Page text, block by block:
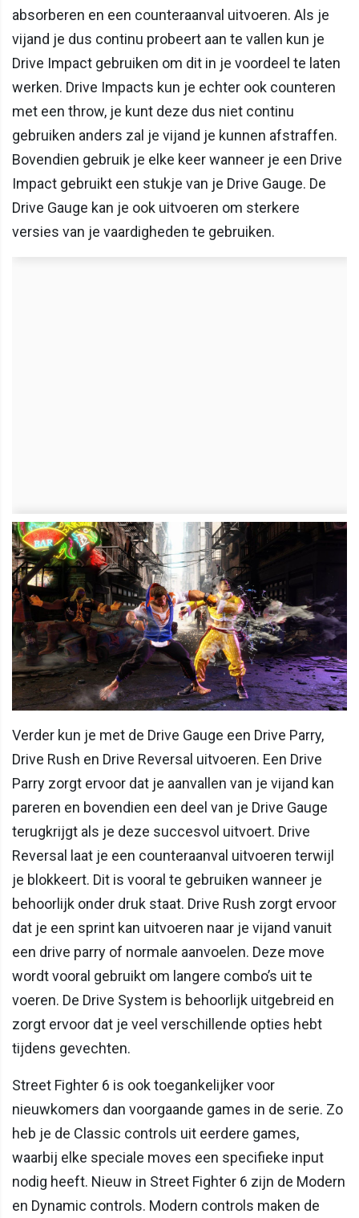
absorberen en een counteraanval uitvoeren. Als je
vijand je dus continu probeert aan te vallen kun je
Drive Impact gebruiken om dit in je voordeel te laten
werken. Drive Impacts kun je echter ook counteren
met een throw, je kunt deze dus niet continu
gebruiken anders zal je vijand je kunnen afstraffen.
Bovendien gebruik je elke keer wanneer je een Drive
Impact gebruikt een stukje van je Drive Gauge. De
Drive Gauge kan je ook uitvoeren om sterkere
versies van je vaardigheden te gebruiken.
Verder kun je met de Drive Gauge een Drive Parry,
Drive Rush en Drive Reversal uitvoeren. Een Drive
Parry zorgt ervoor dat je aanvallen van je vijand kan
pareren en bovendien een deel van je Drive Gauge
terugkrijgt als je deze succesvol uitvoert. Drive
Reversal laat je een counteraanval uitvoeren terwijl
je blokkeert. Dit is vooral te gebruiken wanneer je
behoorlijk onder druk staat. Drive Rush zorgt ervoor
dat je een sprint kan uitvoeren naar je vijand vanuit
een drive parry of normale aanvoelen. Deze move
wordt vooral gebruikt om langere combo’s uit te
voeren. De Drive System is behoorlijk uitgebreid en
zorgt ervoor dat je veel verschillende opties hebt
tijdens gevechten.
Street Fighter 6 is ook toegankelijker voor
nieuwkomers dan voorgaande games in de serie. Zo
heb je de Classic controls uit eerdere games,
waarbij elke speciale moves een specifieke input
nodig heeft. Nieuw in Street Fighter 6 zijn de Modern
en Dynamic controls. Modern controls maken de